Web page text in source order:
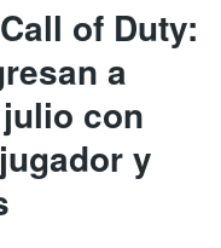
of Duty:
a
con
y